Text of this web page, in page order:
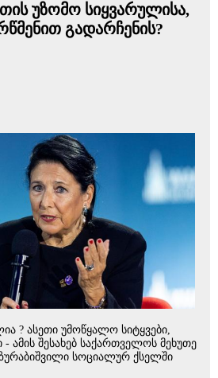
უზომო სიყვარულისა,
გადარჩენის?
? ასეთი უმოწყალო სიტყვები,
- ამის შესახებ საქართველოს მეხუთე
სოციალურ ქსელში